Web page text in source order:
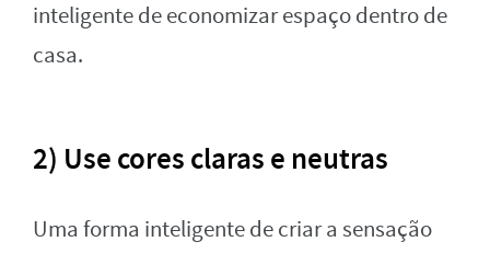
inteligente de economizar espaço dentro de
casa.
2) Use cores claras e neutras
Uma forma inteligente de criar a sensação